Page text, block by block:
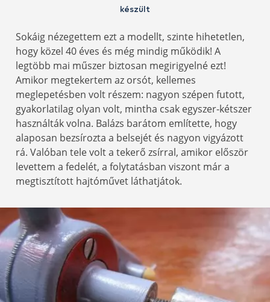
készült
Sokáig nézegettem ezt a modellt, szinte hihetetlen,
hogy közel 40 éves és még mindig működik! A
legtöbb mai műszer biztosan megirigyelné ezt!
Amikor megtekertem az orsót, kellemes
meglepetésben volt részem: nagyon szépen futott,
gyakorlatilag olyan volt, mintha csak egyszer-kétszer
használták volna. Balázs barátom említette, hogy
alaposan bezsírozta a belsejét és nagyon vigyázott
rá. Valóban tele volt a tekerő zsírral, amikor először
levettem a fedelét, a folytatásban viszont már a
megtisztított hajtóművet láthatjátok.